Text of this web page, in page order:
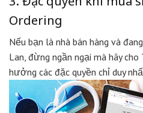
Ordering
Nếu bạn là nhà bán hàng và
Lan, đừng ngần ngại mà hãy
hưởng các đặc quyền chỉ duy